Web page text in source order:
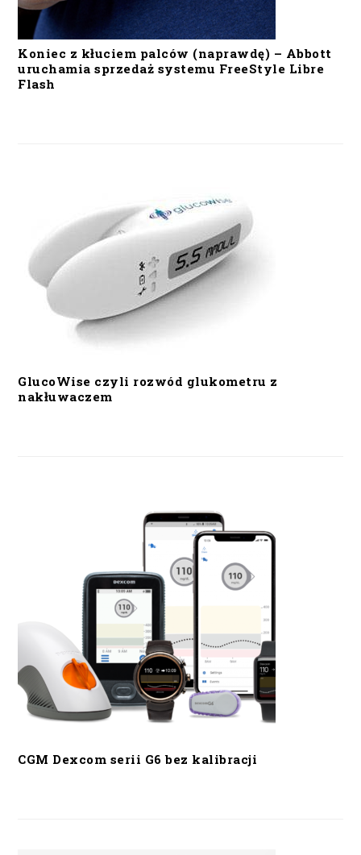
Koniec z kłuciem palców (naprawdę) – Abbott
uruchamia sprzedaż systemu FreeStyle Libre
Flash
GlucoWise czyli rozwód glukometru z
nakłuwaczem
CGM Dexcom serii G6 bez kalibracji